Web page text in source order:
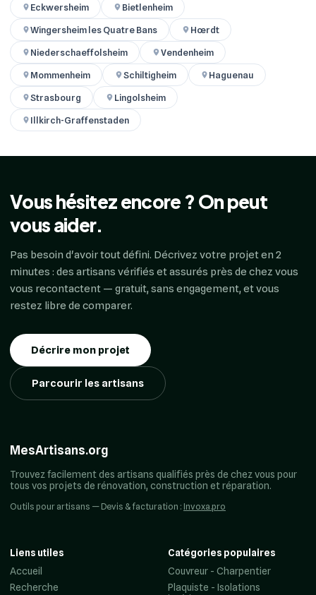
Eckwersheim
Bietlenheim
Wingersheim les Quatre Bans
Hœrdt
Niederschaeffolsheim
Vendenheim
Mommenheim
Schiltigheim
Haguenau
Strasbourg
Lingolsheim
Illkirch-Graffenstaden
Vous hésitez encore ? On peut
vous aider.
Pas besoin d'avoir tout défini. Décrivez votre projet en 2
minutes : des artisans vérifiés et assurés près de chez vous
vous recontactent — gratuit, sans engagement, et vous
restez libre de comparer.
Décrire mon projet
Parcourir les artisans
MesArtisans.org
Trouvez facilement des artisans qualifiés près de chez vous pour
tous vos projets de rénovation, construction et réparation.
Outils pour artisans — Devis & facturation : Invoxa.pro
Liens utiles
Accueil
Recherche
Catégories populaires
Couvreur - Charpentier
Plaquiste - Isolations